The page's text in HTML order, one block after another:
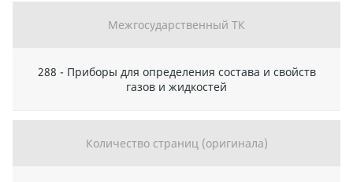
Межгосударственный ТК
288 - Приборы для определения состава и свойств
газов и жидкостей
Количество страниц (оригинала)